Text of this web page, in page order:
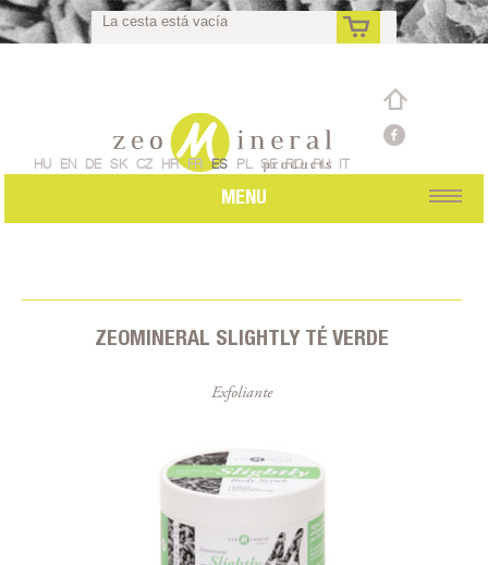
La cesta está vacía
es
HU EN DE SK CZ HR FR ES PL SE RO RU IT
MENU
Pedido individual
ZEOMINERAL SLIGHTLY TÉ VERDE
Exfoliante